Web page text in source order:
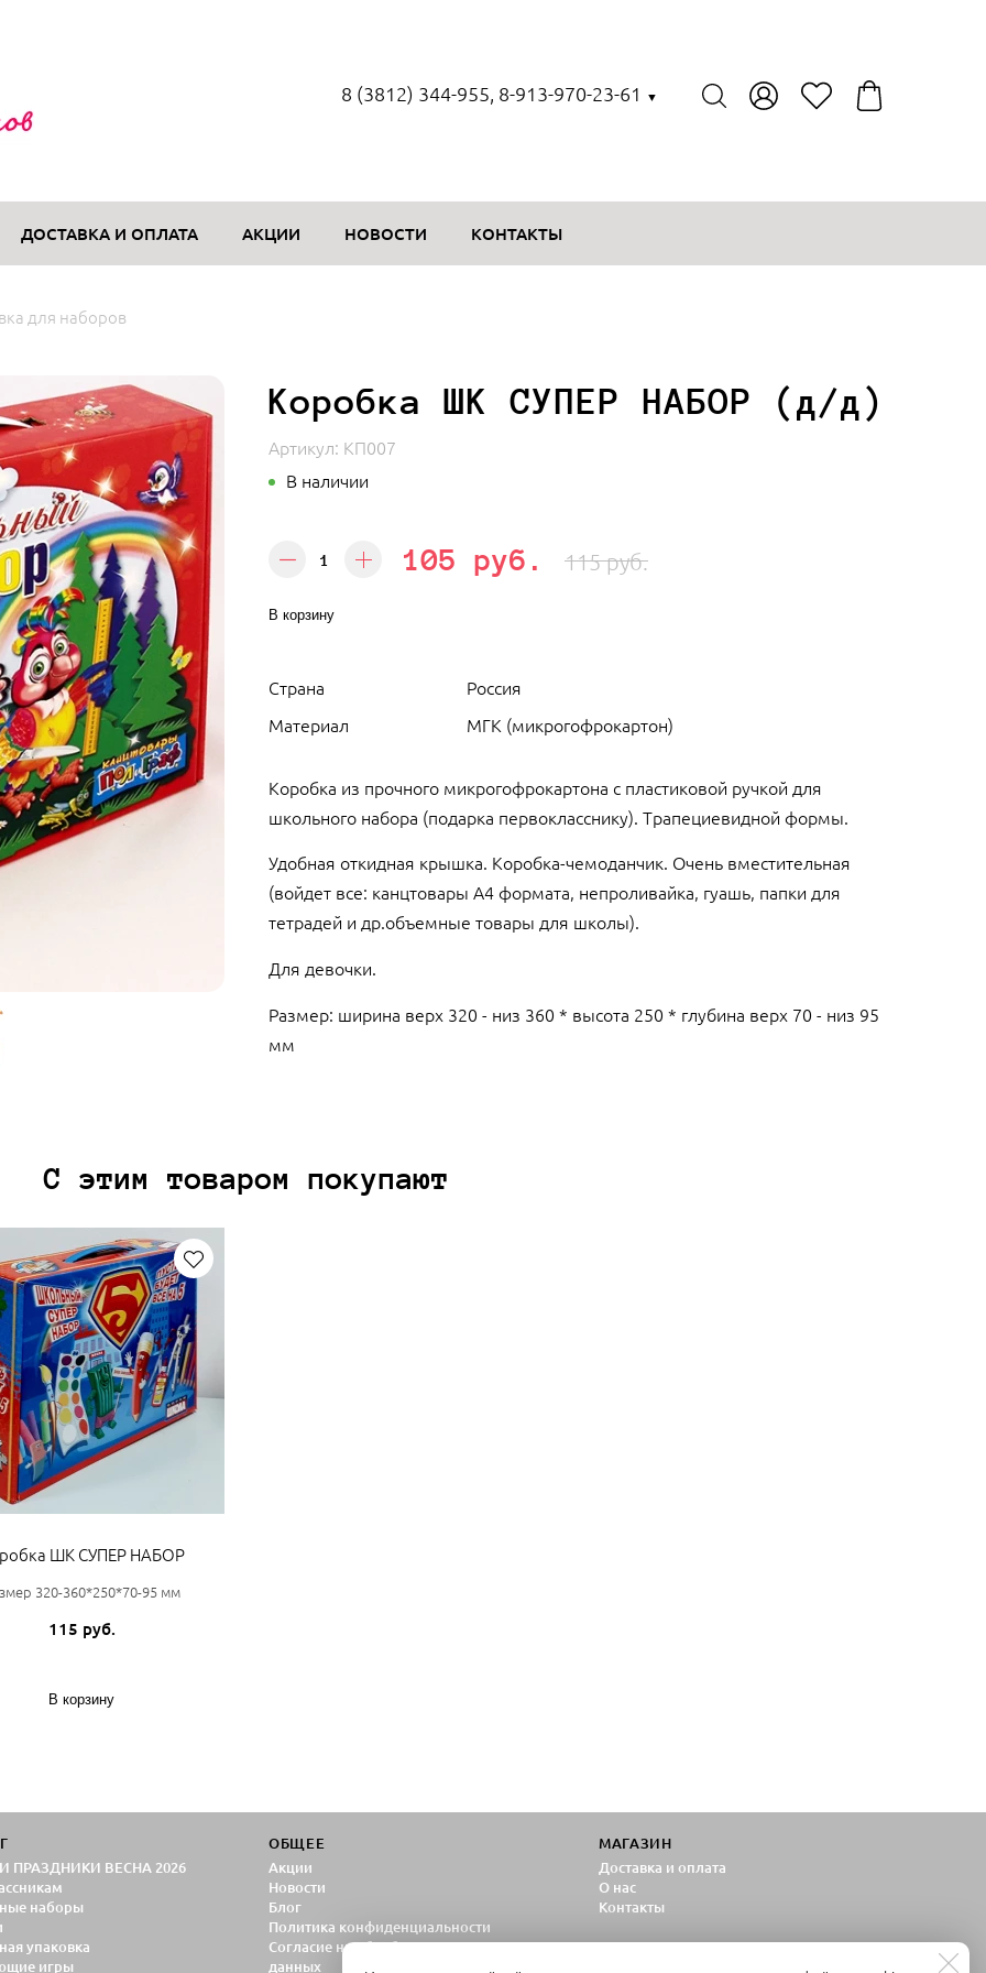
8 (3812) 344-955, 8-913-970-23-61 ▼
ДОСТАВКА И ОПЛАТА АКЦИИ НОВОСТИ КОНТАКТЫ
для наборов
Коробка ШК СУПЕР НАБОР (д/д)
Артикул: КП007
В наличии
105 руб. 115 руб.
В корзину
Страна
Россия
Материал
МГК (микрогофрокартон)
Коробка из прочного микрогофрокартона с пластиковой ручкой для
школьного набора (подарка первокласснику). Трапециевидной формы.
Удобная откидная крышка. Коробка-чемоданчик. Очень вместительная
(войдет все: канцтовары А4 формата, непроливайка, гуашь, папки для
тетрадей и др.объемные товары для школы).
Для девочки.
Размер: ширина верх 320 - низ 360 * высота 250 * глубина верх 70 - низ 95
мм
С этим товаром покупают
ШК СУПЕР НАБОР
320-360*250*70-95 мм
115 руб.
В корзину
ПРАЗДНИКИ ВЕСНА 2026
наборы
упаковка
игры
ОБЩЕЕ
Акции
Новости
Блог
Политика конфиденциальности
Согласие на обработку персональных
данных
МАГАЗИН
Доставка и оплата
О нас
Контакты